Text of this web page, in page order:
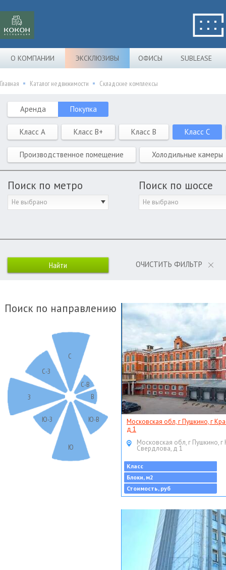
О КОМПАНИИ ЭКСКЛЮЗИВЫ ОФИСЫ SUBLEASE
Главная Каталог недвижимости Складские комплексы
Аренда Покупка
Класс A Класс B+ Класс B Класс C
Производственное помещение Холодильные камеры
Поиск по метро
Не выбрано
Поиск по шоссе
Не выбрано
ОЧИСТИТЬ ФИЛЬТР
Поиск по направлению
С
С-В
В
Ю-В
Ю
Ю-З
З
С-З
Московская обл, г Пушкино, г
д 1
Московская обл, г Пушкино, г
Свердлова, д 1
Класс
Блоки, м2
Стоимость, руб